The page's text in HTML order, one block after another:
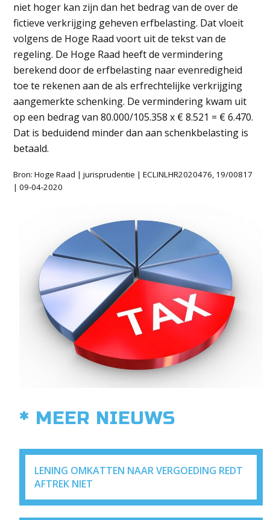
niet hoger kan zijn dan het bedrag van de over de
fictieve verkrijging geheven erfbelasting. Dat vloeit
volgens de Hoge Raad voort uit de tekst van de
regeling. De Hoge Raad heeft de vermindering
berekend door de erfbelasting naar evenredigheid
toe te rekenen aan de als erfrechtelijke verkrijging
aangemerkte schenking. De vermindering kwam uit
op een bedrag van 80.000/105.358 x € 8.521 = € 6.470.
Dat is beduidend minder dan aan schenkbelasting is
betaald.
Bron: Hoge Raad | jurisprudentie | ECLINLHR2020476, 19/00817
| 09-04-2020
* MEER NIEUWS
LENING OMKATTEN NAAR VERGOEDING REDT
AFTREK NIET